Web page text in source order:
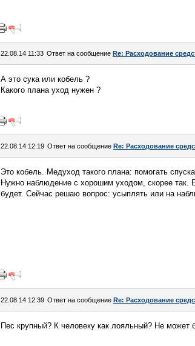
22.08.14 11:33 Ответ на сообщение Re: Расходование
А это сука или кобель ?
Какого плана уход нужен ?
22.08.14 12:19 Ответ на сообщение Re: Расходование
Это кобель. Медуход такого плана: помогать
Нужно наблюдение с хорошим уходом, скорее так.
будет. Сейчас решаю вопрос: усыплять или на
22.08.14 12:39 Ответ на сообщение Re: Расходование
Пес крупный? К человеку как лояльный? Не может